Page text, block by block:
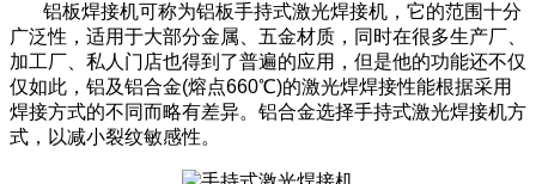
铝板焊接机可称为铝板手持式激光焊接机，它的范围十分
广泛性，适用于大部分金属、五金材质，同时在很多生产厂、
加工厂、私人门店也得到了普遍的应用，但是他的功能还不仅
仅如此，铝及铝合金(熔点660℃)的激光焊焊接性能根据采用
焊接方式的不同而略有差异。铝合金选择手持式激光焊接机方
式，以减小裂纹敏感性。